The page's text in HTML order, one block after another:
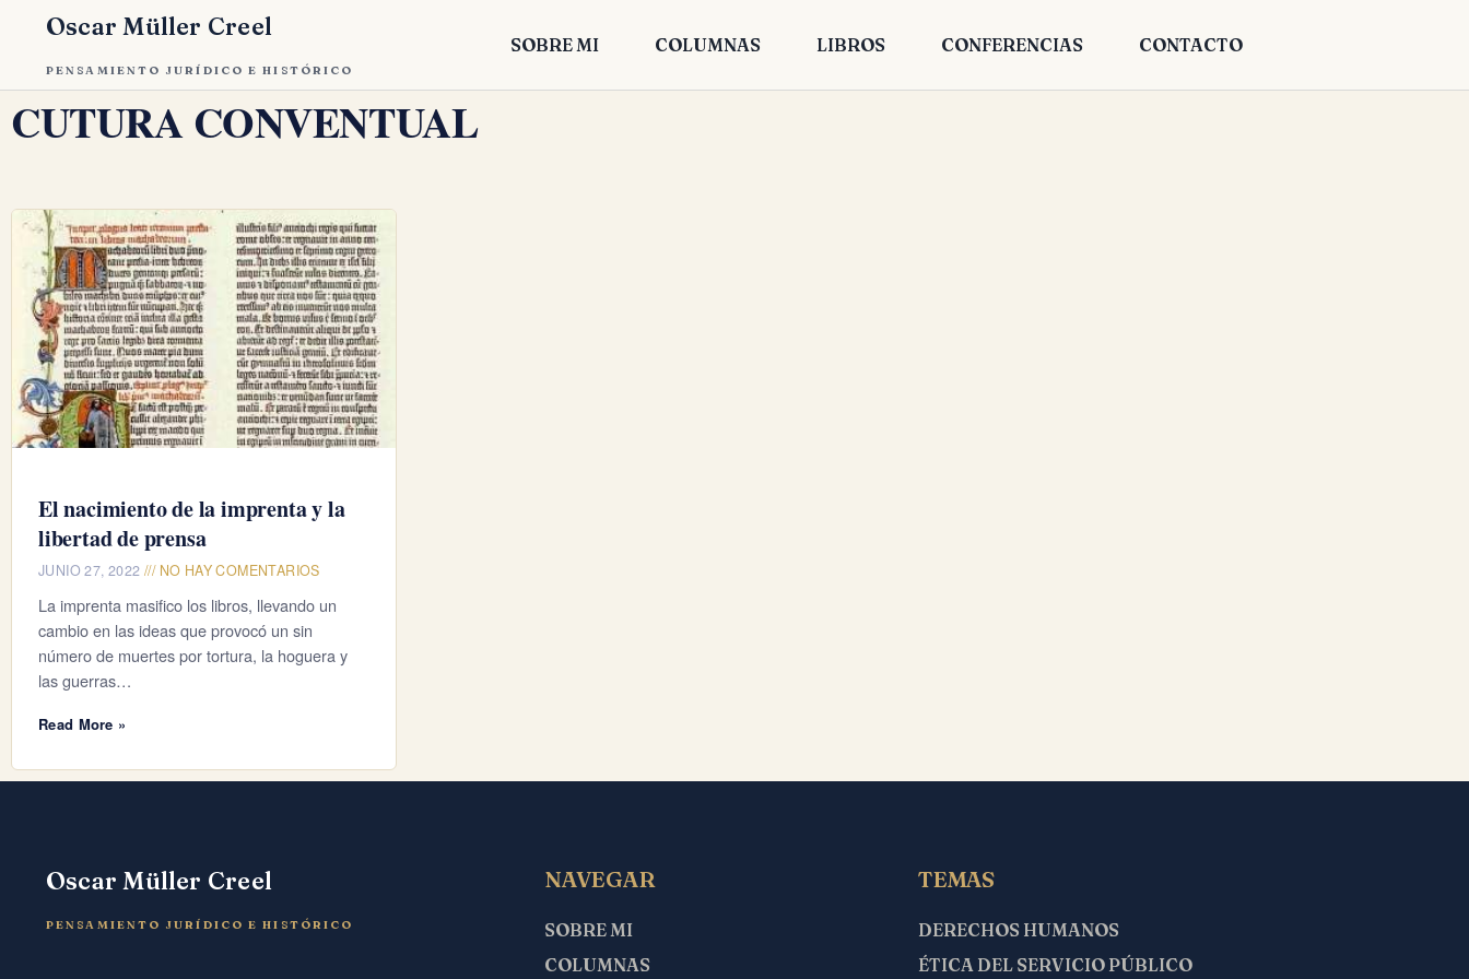
Oscar Müller Creel
PENSAMIENTO JURÍDICO E HISTÓRICO
SOBRE MI COLUMNAS LIBROS CONFERENCIAS CONTACTO
CUTURA CONVENTUAL
El nacimiento de la imprenta y la
libertad de prensa
JUNIO 27, 2022 NO HAY COMENTARIOS
La imprenta masifico los libros, llevando un
cambio en las ideas que provocó un sin
número de muertes por tortura, la hoguera y
las guerras…
Read More »
Oscar Müller Creel
PENSAMIENTO JURÍDICO E HISTÓRICO
NAVEGAR
SOBRE MI
COLUMNAS
TEMAS
DERECHOS HUMANOS
ÉTICA DEL SERVICIO PÚBLICO